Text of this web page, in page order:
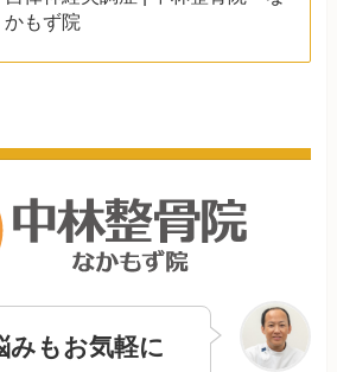
かもず院
みもお気軽に